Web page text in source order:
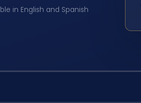
in English and Spanish